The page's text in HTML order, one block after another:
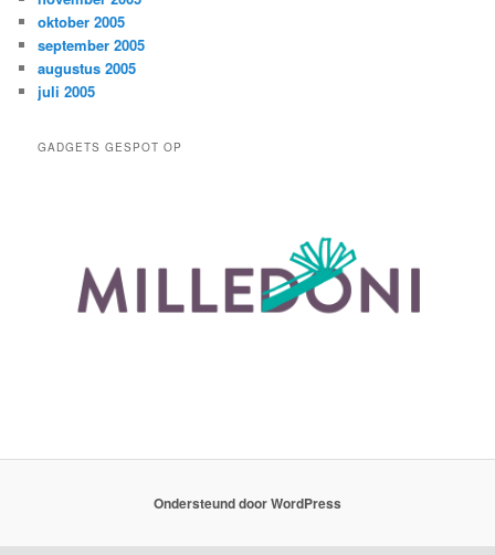
oktober 2005
september 2005
augustus 2005
juli 2005
GADGETS GESPOT OP
Ondersteund door WordPress